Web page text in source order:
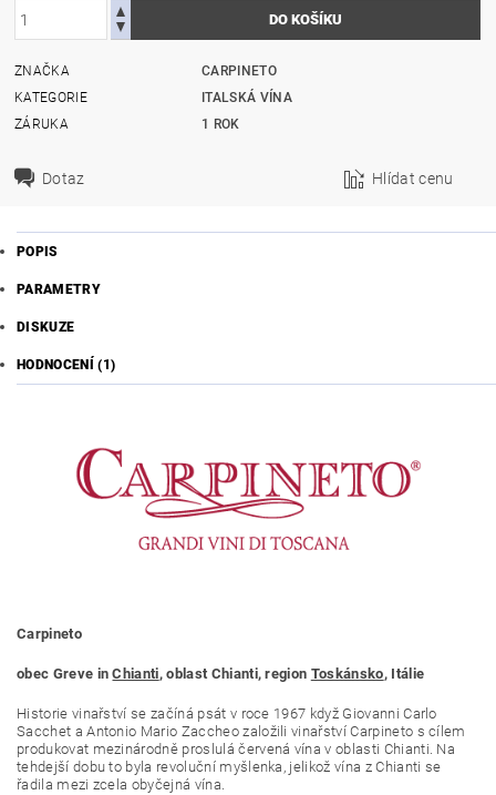
ZNAČKA
CARPINETO
KATEGORIE
ITALSKÁ VÍNA
ZÁRUKA
1 ROK
Dotaz Hlídat cenu
POPIS
PARAMETRY
DISKUZE
HODNOCENÍ (1)
Carpineto
obec Greve inChianti, oblast Chianti, region Toskánsko, Itálie
Historie vinařství se začíná psát v roce 1967 když Giovanni Carlo
Sacchet a Antonio Mario Zaccheo založili vinařství Carpineto s cílem
produkovat mezinárodně proslulá červená vína v oblasti Chianti. Na
tehdejší dobu to byla revoluční myšlenka, jelikož vína z Chianti se
řadila mezi zcela obyčejná vína.